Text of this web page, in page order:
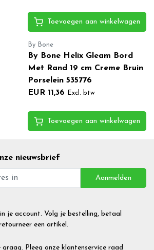
Toevoegen aan winkelwagen
By Bone
By Bone Helix Gleam Bord
Met Rand 19 cm Creme Bruin
Porselein 535776
EUR 11,36
Excl. btw
Toevoegen aan winkelwagen
nieuwsbrief
Aanmelden
je account. Volg je bestelling, betaal
een artikel.
graag. Pleeg onze klantenservice raad